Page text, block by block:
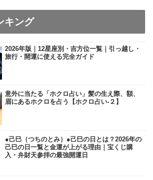
キング
2026年版｜12星座別・吉方位一覧｜引っ越し・
旅行・開運に使える完全ガイド
意外に当たる「ホクロ占い」髪の生え際、額、
眉にあるホクロを占う【ホクロ占い‐２】
●己巳（つちのとみ）●己巳の日とは？2026年の
己巳の日一覧と金運が上がる理由｜宝くじ購
入・弁財天参拝の最強開運日